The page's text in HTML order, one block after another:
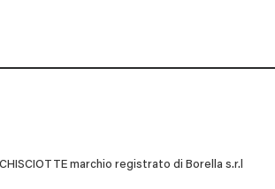
marchio registrato di Borella s.r.l